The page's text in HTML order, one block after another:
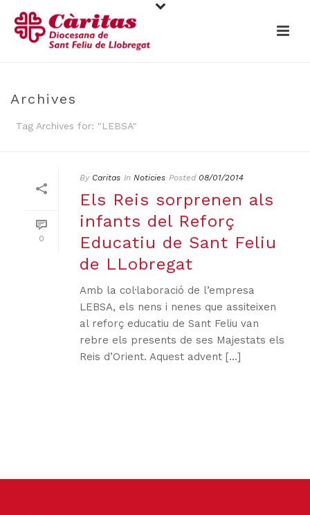
Archives
Tag Archives for: "LEBSA"
0
By Caritas In Noticies Posted 08/01/2014
Els Reis sorprenen als
infants del Reforç
Educatiu de Sant Feliu
de LLobregat
Amb la col·laboració de l’empresa
LEBSA, els nens i nenes que assiteixen
al reforç educatiu de Sant Feliu van
rebre els presents de ses Majestats els
Reis d’Orient. Aquest advent [...]